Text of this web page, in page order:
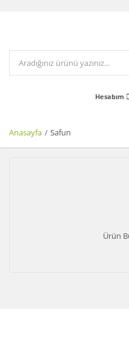
Hesabım
Anasayfa Safun
Ürün